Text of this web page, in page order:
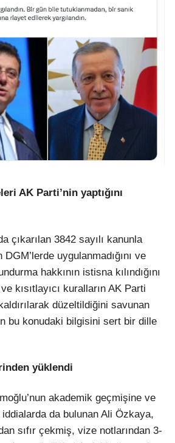
AK Parti’nin yaptığını
çıkarılan 3842 sayılı kanunla
uygulanmadığını ve
hakkının istisna kılındığını
kısıtlayıcı kuralların AK Parti
düzeltildiğini savunan
bu konudaki bilgisini sert bir dille
yüklendi
akademik geçmişine ve
iddialarda da bulunan Ali Özkaya,
sıfır çekmiş, vize notlarından 3-